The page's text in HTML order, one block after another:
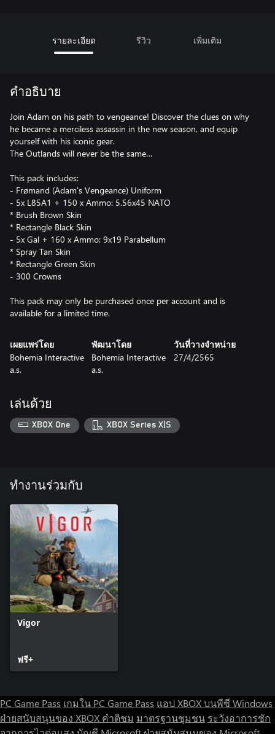
รายละเอียด รีวิว เพิ่มเติม
คำอธิบาย
Join Adam on his path to vengeance! Discover the clues on why
he became a merciless assassin in the new season, and equip
yourself with his iconic gear.
The Outlands will never be the same…
This pack includes:
- Frømand (Adam's Vengeance) Uniform
- 5x L85A1 + 150 x Ammo: 5.56x45 NATO
* Brush Brown Skin
* Rectangle Black Skin
- 5x Gal + 160 x Ammo: 9x19 Parabellum
* Spray Tan Skin
* Rectangle Green Skin
- 300 Crowns
This pack may only be purchased once per account and is
available for a limited time.
เผยแพร่โดย
Bohemia Interactive
a.s.
พัฒนาโดย
Bohemia Interactive
a.s.
วันที่วางจำหน่าย
27/4/2565
เล่นด้วย
XBOX One XBOX Series X|S
ทำงานร่วมกับ
Vigor
ฟรี+
PC Game Pass เกมใน PC Game Pass แอป XBOX บนพีซี Windows
ฝ่ายสนับสนุนของ XBOX คำติชม มาตรฐานชุมชน ระวังอาการชัก